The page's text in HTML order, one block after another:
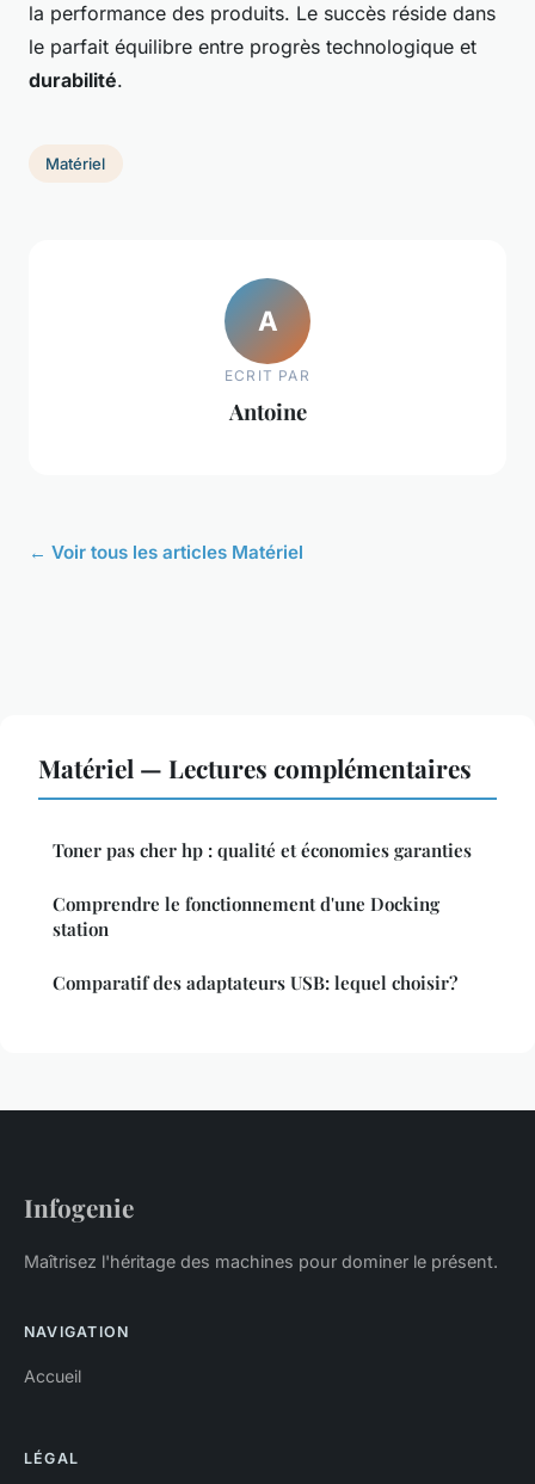
la performance des produits. Le succès réside dans
le parfait équilibre entre progrès technologique et
durabilité.
Matériel
A
ECRIT PAR
Antoine
← Voir tous les articles Matériel
Matériel — Lectures complémentaires
Toner pas cher hp : qualité et économies garanties
Comprendre le fonctionnement d'une Docking
station
Comparatif des adaptateurs USB: lequel choisir?
Infogenie
Maîtrisez l'héritage des machines pour dominer le présent.
NAVIGATION
Accueil
LÉGAL